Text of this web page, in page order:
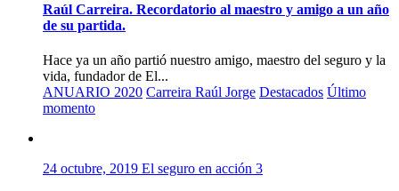
Raúl Carreira. Recordatorio al maestro y amigo a un año
de su partida.
Hace ya un año partió nuestro amigo, maestro del seguro y la
vida, fundador de El...
ANUARIO 2020 Carreira Raúl Jorge Destacados Último
momento
24 octubre, 2019 El seguro en acción 3